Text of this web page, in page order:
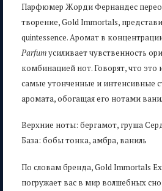
Парфюмер Жорди Фернандес
творение, Gold Immortals,
quintessence. Аромат в
Parfumусиливает чувственность
комбинацией нот. Говорят, что это
самые утонченные и интенсивные
аромата, обогащая его нотами
Верхние ноты: бергамот, груша
База: бобы тонка, амбра, ваниль
По словам бренда, Gold Immortals
погружает вас в мир волшебных